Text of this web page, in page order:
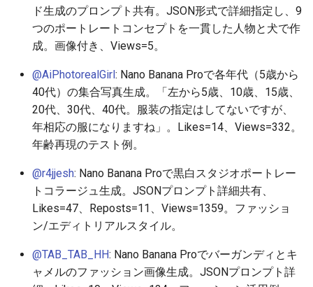
2026-05-16
2026-05-15
2026-05-14
2026-05-13
2026-05-12
2026-05-11
2026-05-09
2025-10-31
2025-10-30
2025-10-29
2025-10-28
2025-10-27
2025-10-26
2025-10-24
2026-05-16
2026-05-15
2026-05-14
2026-05-13
2026-05-12
2026-05-11
2026-05-09
2025-10-31
2025-10-30
2025-10-29
2025-10-28
2025-10-27
2025-10-26
2025-10-24
2025-10-31
2025-10-30
2025-10-29
2025-10-28
2025-10-27
2025-10-26
2025-10-24
2026-05-12
2026-05-11
2026-05-10
2026-05-09
2026-05-08
2026-05-07
2026-05-05
2025-10-31
2025-10-30
2025-10-29
2025-10-28
2025-10-27
2025-10-26
2025-10-24
ド生成のプロンプト共有。JSON形式で詳細指定し、9
つのポートレートコンセプトを一貫した人物と犬で作
成。画像付き、Views=5。
@AiPhotorealGirl: Nano Banana Proで各年代（5歳から
40代）の集合写真生成。「左から5歳、10歳、15歳、
20代、30代、40代。服装の指定はしてないですが、
年相応の服になりますね」。Likes=14、Views=332。
年齢再現のテスト例。
@r4jjesh: Nano Banana Proで黒白スタジオポートレー
トコラージュ生成。JSONプロンプト詳細共有、
Likes=47、Reposts=11、Views=1359。ファッショ
ン/エディトリアルスタイル。
@TAB_TAB_HH: Nano Banana Proでバーガンディとキ
ャメルのファッション画像生成。JSONプロンプト詳